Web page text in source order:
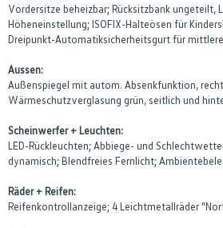
Vordersitze beheizbar; Rücksitzbank
Höheneinstellung; ISOFIX-Halteösen für
Dreipunkt-Automatiksicherheitsgurt für
Aussen:
Außenspiegel mit autom. Absenkfunktion,
Wärmeschutzverglasung grün, seitlich und
Scheinwerfer + Leuchten:
LED-Rückleuchten; Abbiege- und
dynamisch; Blendfreies Fernlicht;
Räder + Reifen:
Reifenkontrollanzeige; 4 Leichtmetallräder